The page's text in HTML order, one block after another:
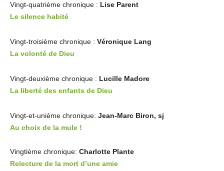
Vingt-quatrième chronique : Lise Parent
Le silence habité
Vingt-troisième chronique : Véronique Lang
La volonté de Dieu
Vingt-deuxième chronique : Lucille Madore
La liberté des enfants de Dieu
Vingt-et-unième chronique: Jean-Marc Biron, sj
Au choix de la mule !
Vingtième chronique: Charlotte Plante
Relecture de la mort d’une amie